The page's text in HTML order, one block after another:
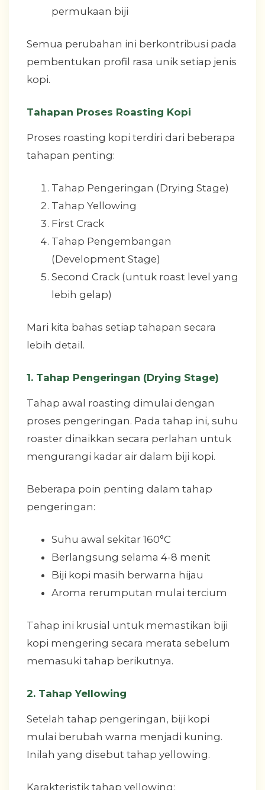
permukaan biji
Semua perubahan ini berkontribusi pada
pembentukan profil rasa unik setiap jenis
kopi.
Tahapan Proses Roasting Kopi
Proses roasting kopi terdiri dari beberapa
tahapan penting:
Tahap Pengeringan (Drying Stage)
Tahap Yellowing
First Crack
Tahap Pengembangan
(Development Stage)
Second Crack (untuk roast level yang
lebih gelap)
Mari kita bahas setiap tahapan secara
lebih detail.
1. Tahap Pengeringan (Drying Stage)
Tahap awal roasting dimulai dengan
proses pengeringan. Pada tahap ini, suhu
roaster dinaikkan secara perlahan untuk
mengurangi kadar air dalam biji kopi.
Beberapa poin penting dalam tahap
pengeringan:
Suhu awal sekitar 160°C
Berlangsung selama 4-8 menit
Biji kopi masih berwarna hijau
Aroma rerumputan mulai tercium
Tahap ini krusial untuk memastikan biji
kopi mengering secara merata sebelum
memasuki tahap berikutnya.
2. Tahap Yellowing
Setelah tahap pengeringan, biji kopi
mulai berubah warna menjadi kuning.
Inilah yang disebut tahap yellowing.
Karakteristik tahap yellowing: